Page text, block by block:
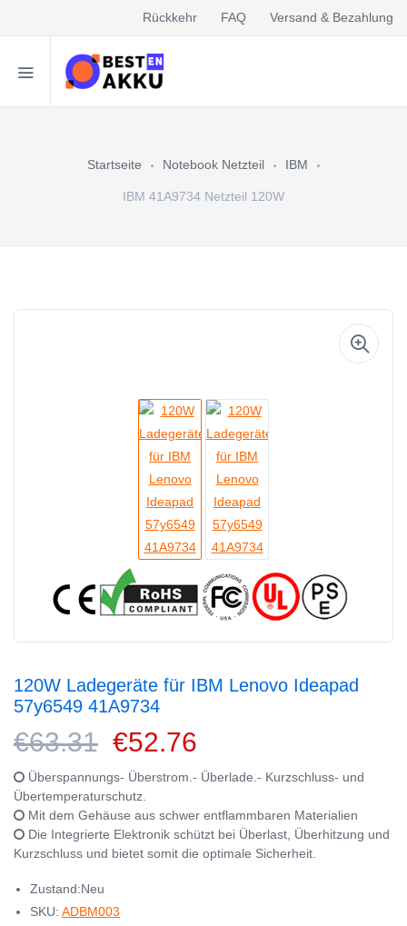
Rückkehr FAQ Versand & Bezahlung
Startseite Notebook Netzteil IBM
IBM 41A9734 Netzteil 120W
120W Ladegeräte für IBM Lenovo Ideapad
57y6549 41A9734
€63.31 €52.76
Überspannungs- Überstrom.- Überlade.- Kurzschluss- und
Übertemperaturschutz.
Mit dem Gehäuse aus schwer entflammbaren Materialien
Die Integrierte Elektronik schützt bei Überlast, Überhitzung und
Kurzschluss und bietet somit die optimale Sicherheit.
Zustand:Neu
SKU: ADBM003